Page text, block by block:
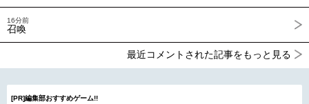
16分前
召喚
最近コメントされた記事をもっと見る
[PR]編集部おすすめゲーム!!